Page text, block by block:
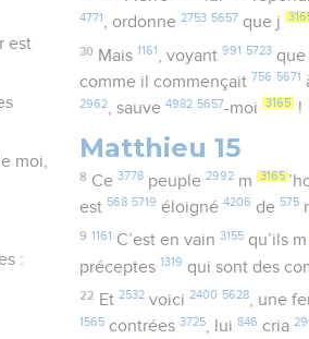
est
moi,
:
4771, ordonne2753 5657 que j
30 Mais 1161 , voyant 991 5723que
comme il commençait 756 5671
2962, sauve4982 5657-moi 3165 !
Matthieu 15
8 Ce 3778peuple 2992m 3165
est 568 5719 éloigné4206 de 575
9 1161 C’est en vain 3155qu’ils m
préceptes 1319 qui sont des
22 Et 2532voici 2400 5628, une
1565 contrées3725, lui846 cria